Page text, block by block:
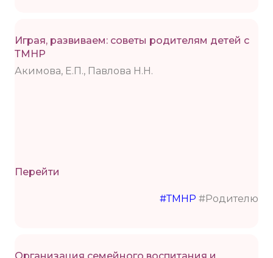
Играя, развиваем: советы родителям детей с
ТМНР
Акимова, Е.П., Павлова Н.Н.
Перейти
#ТМНР #Родителю